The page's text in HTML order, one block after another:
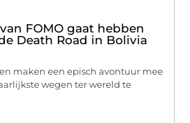
FOMO gaat hebben
Death Road in Bolivia
maken een episch avontuur mee
wegen ter wereld te